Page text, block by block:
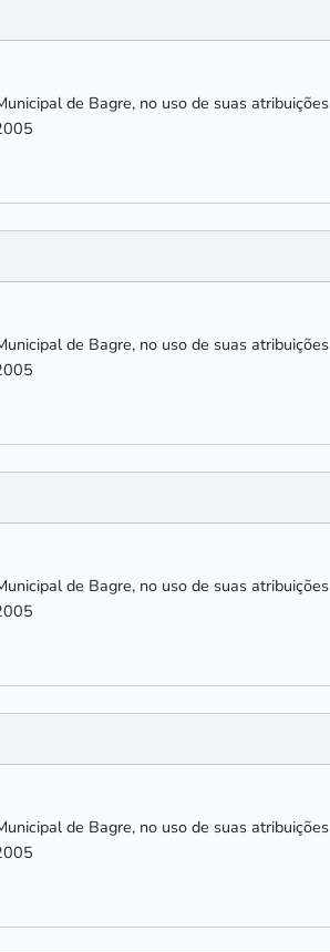
de Bagre, no uso de suas atribuições
de Bagre, no uso de suas atribuições
de Bagre, no uso de suas atribuições
de Bagre, no uso de suas atribuições